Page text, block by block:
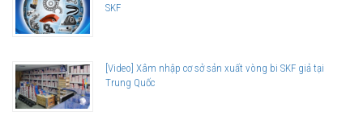
SKF
[Video] Xâm nhập cơ sở sản xuất vòng bi SKF giả tại
Trung Quốc